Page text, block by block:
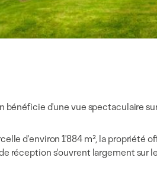
bénéficie d'une vue spectaculaire
d'environ 1'884 m², la propriété
réception s'ouvrent largement sur